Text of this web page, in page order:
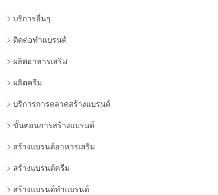
บริการอื่นๆ
ติดต่อทำแบรนด์
ผลิตอาหารเสริม
ผลิตครีม
บริการการตลาดสร้างแบรนด์
ขั้นตอนการสร้างแบรนด์
สร้างแบรนด์อาหารเสริม
สร้างแบรนด์ครีม
สร้างแบรนด์ทำแบรนด์